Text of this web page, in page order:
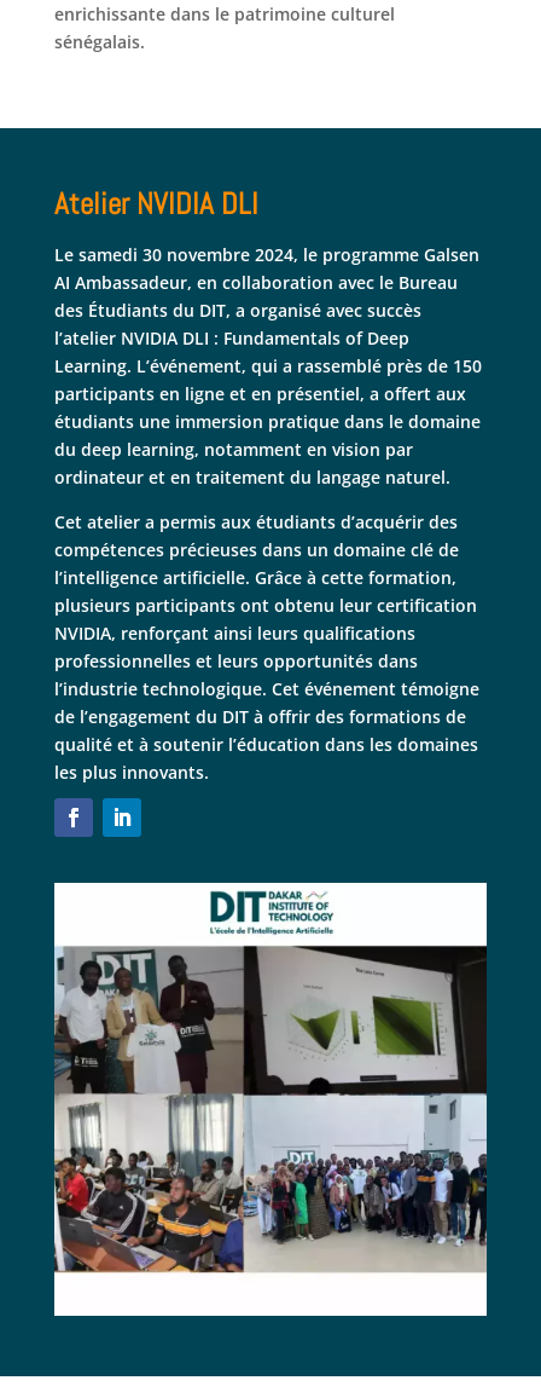
enrichissante dans le patrimoine culturel
sénégalais.
Atelier NVIDIA DLI
Le samedi 30 novembre 2024, le programme Galsen
AI Ambassadeur, en collaboration avec le Bureau
des Étudiants du DIT, a organisé avec succès
l’atelier NVIDIA DLI : Fundamentals of Deep
Learning. L’événement, qui a rassemblé près de 150
participants en ligne et en présentiel, a offert aux
étudiants une immersion pratique dans le domaine
du deep learning, notamment en vision par
ordinateur et en traitement du langage naturel.
Cet atelier a permis aux étudiants d’acquérir des
compétences précieuses dans un domaine clé de
l’intelligence artificielle. Grâce à cette formation,
plusieurs participants ont obtenu leur certification
NVIDIA, renforçant ainsi leurs qualifications
professionnelles et leurs opportunités dans
l’industrie technologique. Cet événement témoigne
de l’engagement du DIT à offrir des formations de
qualité et à soutenir l’éducation dans les domaines
les plus innovants.